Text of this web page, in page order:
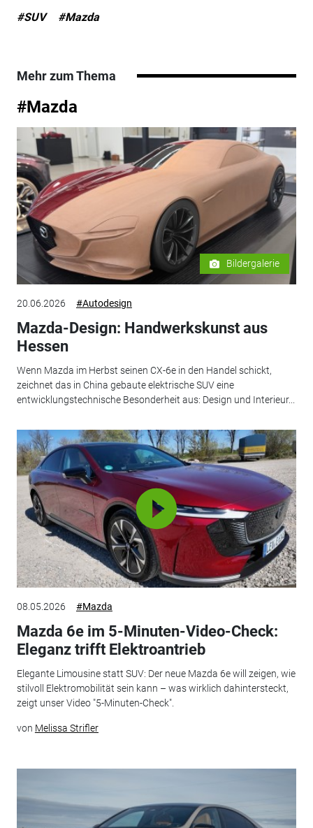
#SUV #Mazda
Mehr zum Thema
#Mazda
Bildergalerie
20.06.2026 #Autodesign
Mazda-Design: Handwerkskunst aus
Hessen
Wenn Mazda im Herbst seinen CX-6e in den Handel schickt,
zeichnet das in China gebaute elektrische SUV eine
entwicklungstechnische Besonderheit aus: Design und Interieur...
08.05.2026 #Mazda
Mazda 6e im 5-Minuten-Video-Check:
Eleganz trifft Elektroantrieb
Elegante Limousine statt SUV: Der neue Mazda 6e will zeigen, wie
stilvoll Elektromobilität sein kann – was wirklich dahintersteckt,
zeigt unser Video "5-Minuten-Check".
von Melissa Strifler